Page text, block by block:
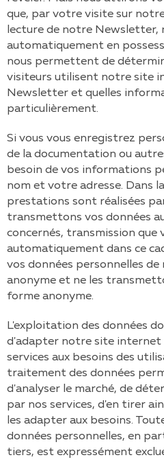
que, par votre visite sur
lecture de notre Newsletter,
automatiquement en
nous permettent de
visiteurs utilisent notre site
Newsletter et quelles
particulièrement.
Si vous vous enregistrez
de la documentation ou
besoin de vos informations
nom et votre adresse. Dans
prestations sont réalisées
transmettons vos données
concernés, transmission que
automatiquement dans ce
vos données personnelles
anonyme et ne les
forme anonyme.
L'exploitation des données
d'adapter notre site internet
services aux besoins des
traitement des données
d'analyser le marché, de
par nos services, d'en tirer
les adapter aux besoins.
données personnelles, en
tiers, est expressément